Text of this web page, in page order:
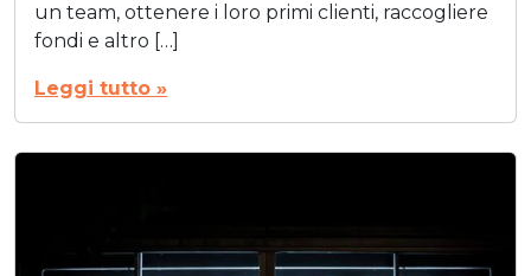
un team, ottenere i loro primi clienti, raccogliere
fondi e altro […]
Leggi tutto »